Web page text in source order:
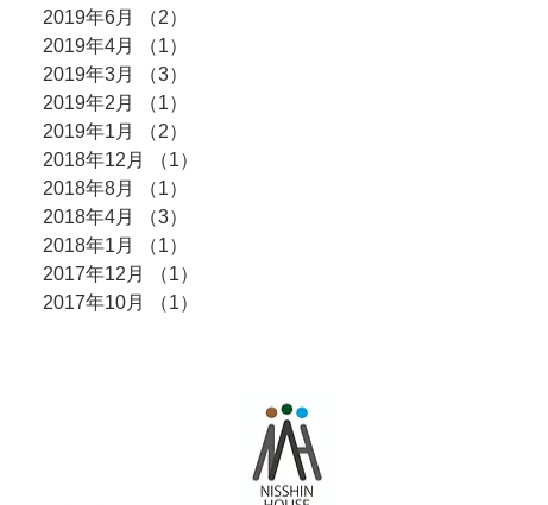
2019年6月
（2）
2019年4月
（1）
2019年3月
（3）
2019年2月
（1）
2019年1月
（2）
2018年12月
（1）
2018年8月
（1）
2018年4月
（3）
2018年1月
（1）
2017年12月
（1）
2017年10月
（1）